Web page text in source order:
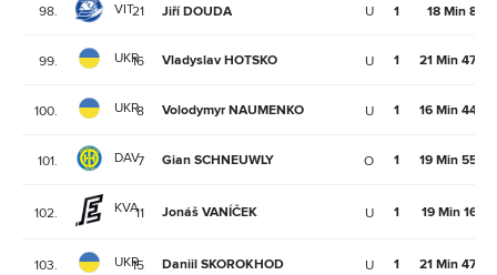
98. VIT21 Jiří DOUDA U 1 18 Min
99. UKR16 Vladyslav HOTSKO U 1 21 Min
100. UKR8 Volodymyr NAUMENKO U 1 16 Min
101. DAV7 Gian SCHNEUWLY O 1 19 Min
102. KVA11 Jonáš VANÍČEK U 1 19 Min
103. UKR15 Daniil SKOROKHOD U 1 21 Min